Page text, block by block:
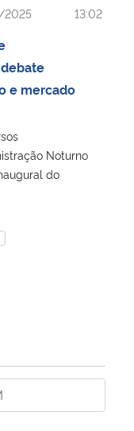
13:02
e mercado
Noturno
do